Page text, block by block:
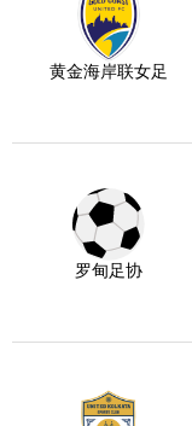
黄金海岸联女足
罗甸足协